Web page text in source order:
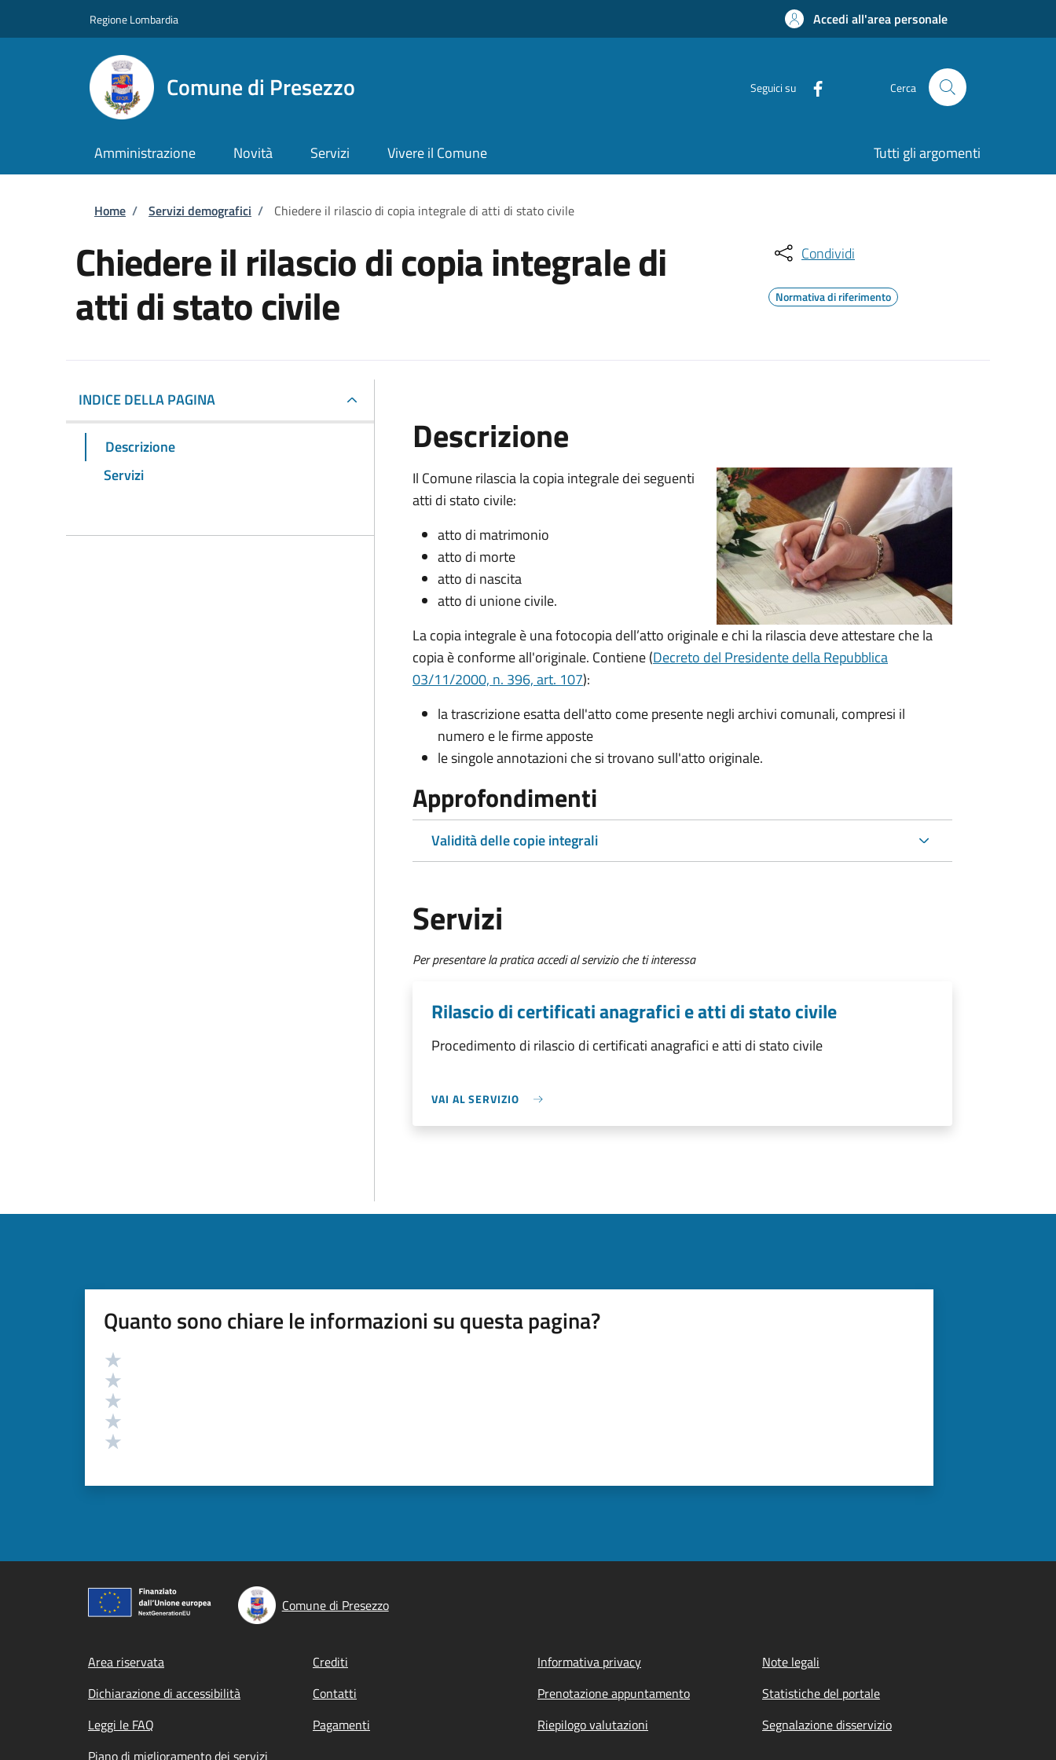
Regione Lombardia Accedi all'area personale
Comune di Presezzo Seguici su Cerca
Amministrazione Novità Servizi Vivere il Comune Tutti gli argomenti
Briciole di pane
Home / Servizi demografici / Chiedere il rilascio di copia integrale di atti di stato civile
Chiedere il rilascio di copia integrale di
atti di stato civile
Condividi
Normativa di riferimento
INDICE DELLA PAGINA
Descrizione
Servizi
Descrizione
Il Comune rilascia la copia integrale dei seguenti
atti di stato civile:
atto di matrimonio
atto di morte
atto di nascita
atto di unione civile.
La copia integrale è una fotocopia dell’atto originale e chi la rilascia deve attestare che la
copia è conforme all'originale. Contiene (Decreto del Presidente della Repubblica
03/11/2000, n. 396, art. 107):
la trascrizione esatta dell'atto come presente negli archivi comunali, compresi il
numero e le firme apposte
le singole annotazioni che si trovano sull'atto originale.
Approfondimenti
Validità delle copie integrali
Servizi
Per presentare la pratica accedi al servizio che ti interessa
Rilascio di certificati anagrafici e atti di stato civile
Procedimento di rilascio di certificati anagrafici e atti di stato civile
VAI AL SERVIZIO
Quanto sono chiare le informazioni su questa pagina?
Valutazione
Comune di Presezzo
Footer menu
Area riservata Crediti Informativa privacy
Note legali
Dichiarazione di accessibilità
Contatti Prenotazione appuntamento
Statistiche del portale
Leggi le FAQ
Pagamenti Riepilogo valutazioni
Segnalazione disservizio
Piano di miglioramento dei servizi